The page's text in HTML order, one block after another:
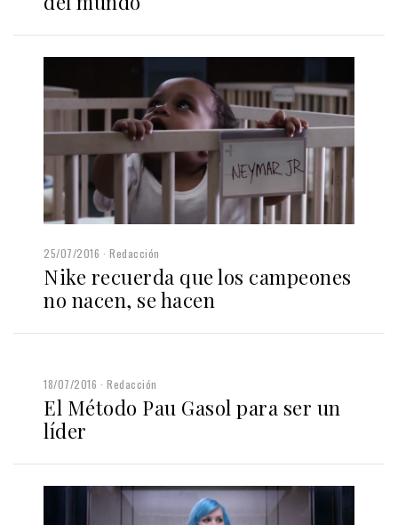
25/07/2016 Redacción
Nike recuerda que los campeones
no nacen, se hacen
18/07/2016 Redacción
El Método Pau Gasol para ser un
líder